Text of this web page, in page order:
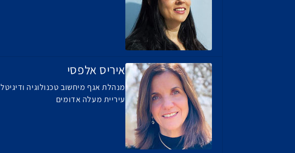
איריס אלפסי
מנהלת אגף מיחשוב טכנולוגיה ודיגיטל
עיריית מעלה אדומים